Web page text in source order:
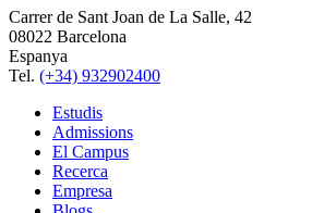
Carrer de Sant Joan de La Salle, 42
08022 Barcelona
Espanya
Tel. (+34) 932902400
Estudis
Admissions
El Campus
Recerca
Empresa